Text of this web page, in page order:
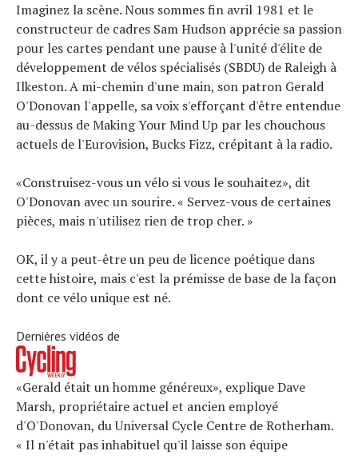
Imaginez la scène. Nous sommes fin avril 1981 et le
constructeur de cadres Sam Hudson apprécie sa passion
pour les cartes pendant une pause à l'unité d'élite de
développement de vélos spécialisés (SBDU) de Raleigh à
Ilkeston. A mi-chemin d'une main, son patron Gerald
O'Donovan l'appelle, sa voix s'efforçant d'être entendue
au-dessus de Making Your Mind Up par les chouchous
actuels de l'Eurovision, Bucks Fizz, crépitant à la radio.
«Construisez-vous un vélo si vous le souhaitez», dit
O'Donovan avec un sourire. « Servez-vous de certaines
pièces, mais n'utilisez rien de trop cher. »
OK, il y a peut-être un peu de licence poétique dans
cette histoire, mais c'est la prémisse de base de la façon
dont ce vélo unique est né.
Dernières vidéos de
«Gerald était un homme généreux», explique Dave
Marsh, propriétaire actuel et ancien employé
d'O'Donovan, du Universal Cycle Centre de Rotherham.
« Il n'était pas inhabituel qu'il laisse son équipe